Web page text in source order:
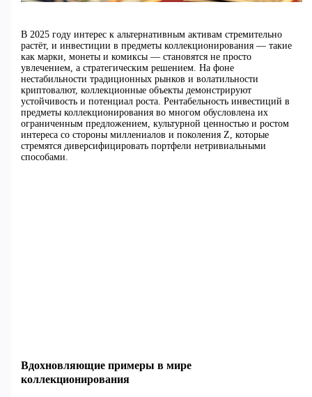
В 2025 году интерес к альтернативным активам стремительно
растёт, и инвестиции в предметы коллекционирования — такие
как марки, монеты и комиксы — становятся не просто
увлечением, а стратегическим решением. На фоне
нестабильности традиционных рынков и волатильности
криптовалют, коллекционные объекты демонстрируют
устойчивость и потенциал роста. Рентабельность инвестиций в
предметы коллекционирования во многом обусловлена их
ограниченным предложением, культурной ценностью и ростом
интереса со стороны миллениалов и поколения Z, которые
стремятся диверсифицировать портфели нетривиальными
способами.
Вдохновляющие примеры в мире
коллекционирования